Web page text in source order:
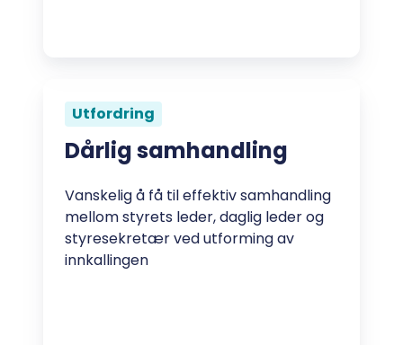
Utfordring
Dårlig samhandling
Vanskelig å få til effektiv samhandling
mellom styrets leder, daglig leder og
styresekretær ved utforming av
innkallingen